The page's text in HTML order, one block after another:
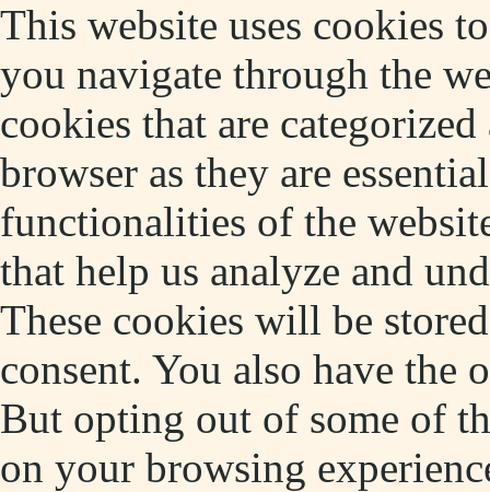
This website uses cookies
you navigate through the
cookies that are
browser as they are
functionalities of the
that help us analyze and
These cookies will be
consent. You also have the
But opting out of some of
on your browsing